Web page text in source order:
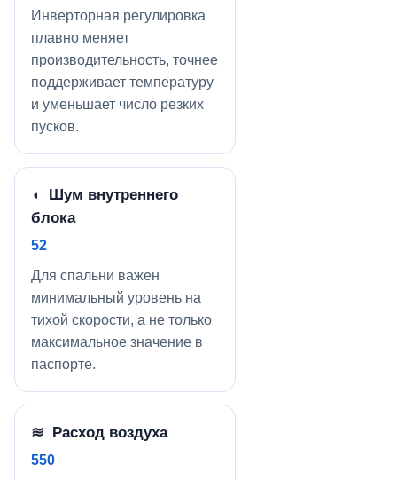
Инверторная регулировка
плавно меняет
производительность, точнее
поддерживает температуру
и уменьшает число резких
пусков.
◖ Шум внутреннего
блока
52
Для спальни важен
минимальный уровень на
тихой скорости, а не только
максимальное значение в
паспорте.
≋ Расход воздуха
550